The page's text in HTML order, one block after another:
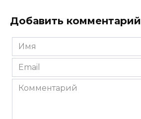
Добавить комментарий
Имя
*
Email
*
Комментарий